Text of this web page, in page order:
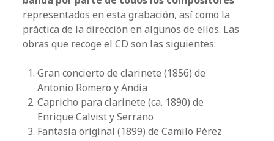
representados en esta grabación, así como la
práctica de la dirección en algunos de ellos. Las
obras que recoge el CD son las siguientes:
Gran concierto de clarinete (1856) de
Antonio Romero y Andía
Capricho para clarinete (ca. 1890) de
Enrique Calvist y Serrano
Fantasía original (1899) de Camilo Pérez